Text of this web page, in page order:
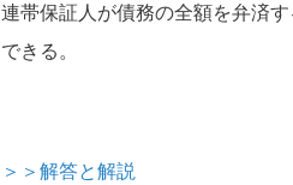
連帯保証人が債務の全額を弁済
できる。
＞＞解答と解説